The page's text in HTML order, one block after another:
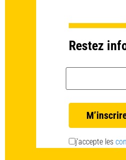
Restez
j’accepte les